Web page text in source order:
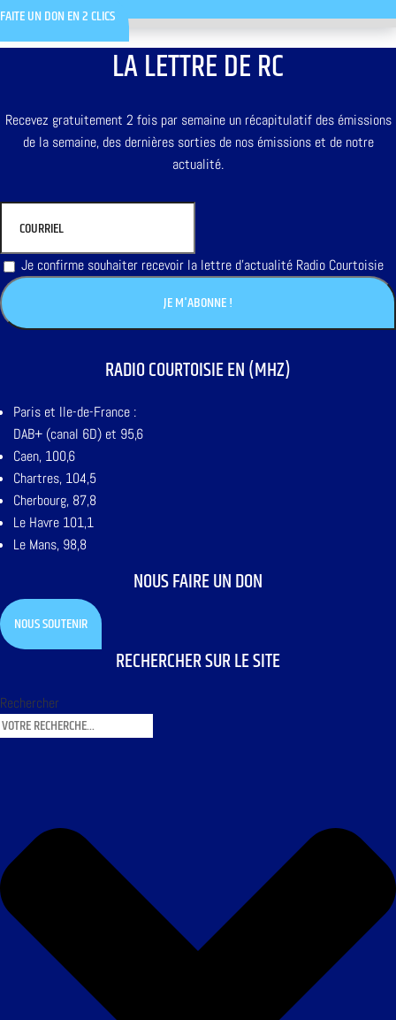
FAITE UN DON EN 2 CLICS
LA LETTRE DE RC
Recevez gratuitement 2 fois par semaine un récapitulatif des émissions
de la semaine, des dernières sorties de nos émissions et de notre
actualité.
Je confirme souhaiter recevoir la lettre d'actualité Radio Courtoisie
RADIO COURTOISIE EN (MHZ)
Paris et Ile-de-France :
DAB+ (canal 6D) et 95,6
Caen, 100,6
Chartres, 104,5
Cherbourg, 87,8
Le Havre 101,1
Le Mans, 98,8
NOUS FAIRE UN DON
NOUS SOUTENIR
RECHERCHER SUR LE SITE
Rechercher